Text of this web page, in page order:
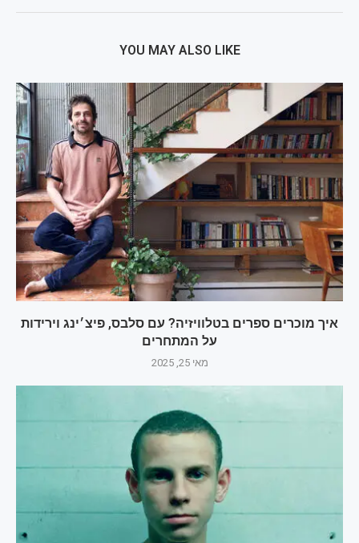
YOU MAY ALSO LIKE
איך מוכרים ספרים בטלוויזיה? עם סלבס, פיצ׳ינג וירידות
על המתחרים
מאי 25, 2025